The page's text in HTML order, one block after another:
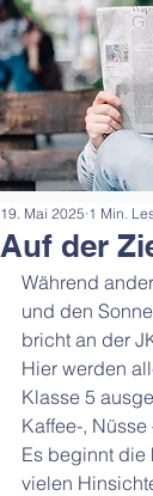
Auf der
19. Mai 2025 1 Min.
Während
und den
bricht an der
Hier werden
Klasse 5
Kaffee-, Nüsse
Es beginnt
vielen